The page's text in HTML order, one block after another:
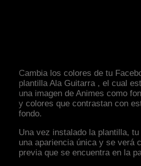
Cambia los colores de tu
plantilla Ala Guitarra , el cual
una imagen de Animes como
y colores que contrastan con
fondo.
Una vez instalado la plantilla,
una apariencia única y se verá
previa que se encuentra en la